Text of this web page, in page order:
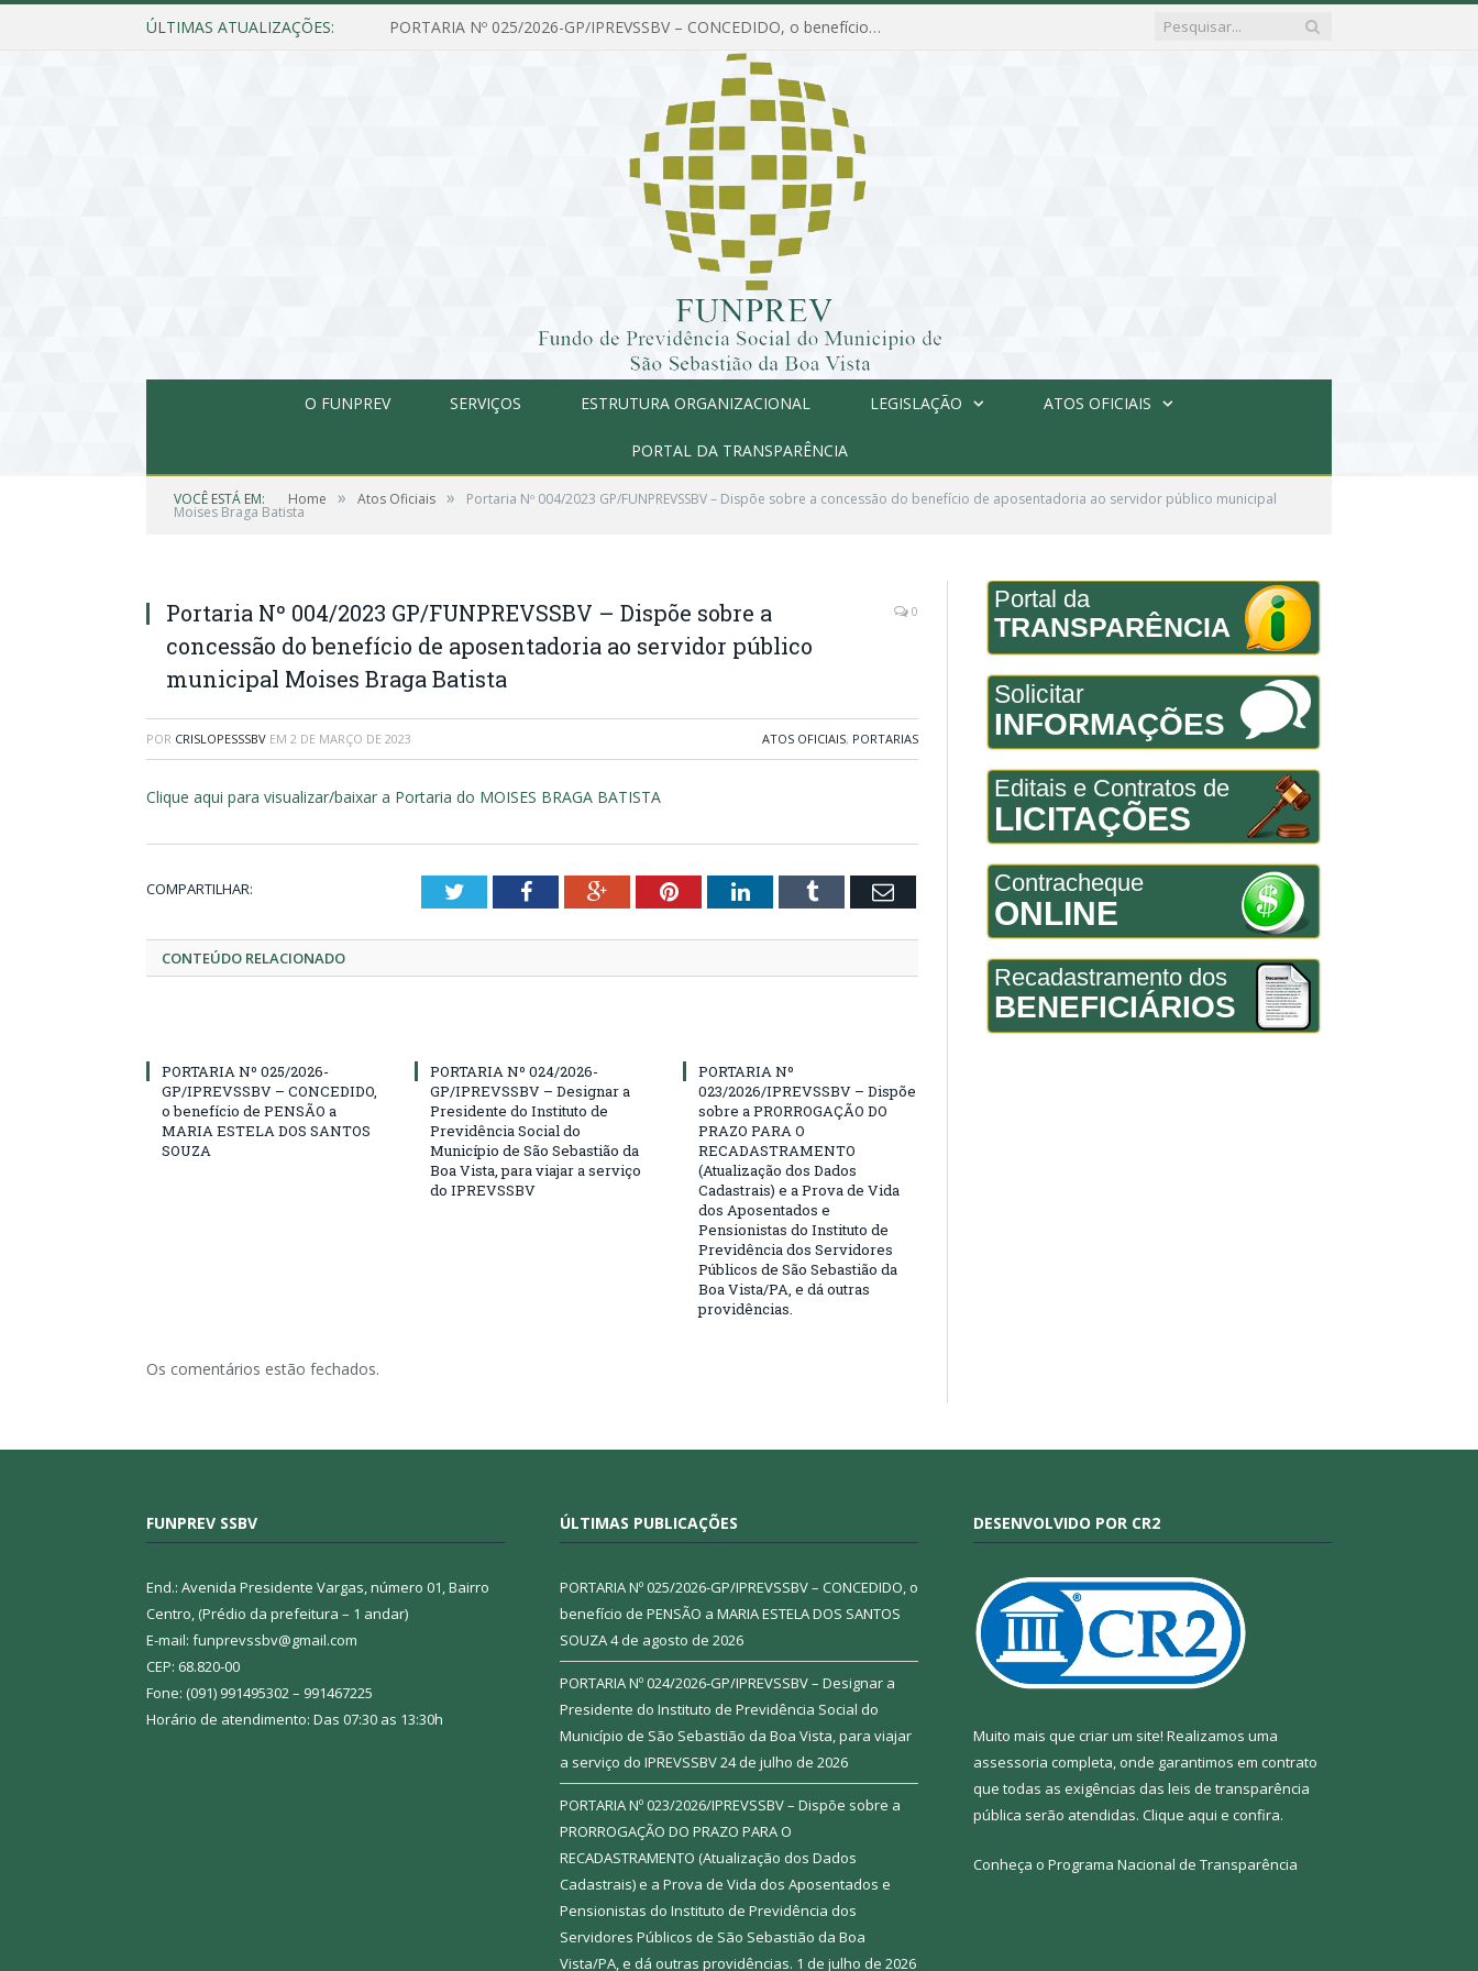
ÚLTIMAS ATUALIZAÇÕES: PORTARIA Nº 025/2026-GP/IPREVSSBV – CONCEDIDO, o benefício de PENSÃO a MARIA ESTELA DOS SANTOS SOUZA
O FUNPREV SERVIÇOS ESTRUTURA ORGANIZACIONAL LEGISLAÇÃO ATOS OFICIAIS
PORTAL DA TRANSPARÊNCIA
VOCÊ ESTÁ EM: Home » Atos Oficiais » Portaria Nº 004/2023 GP/FUNPREVSSBV – Dispõe sobre a concessão do benefício de aposentadoria ao servidor público municipal
Moises Braga Batista
Portaria Nº 004/2023 GP/FUNPREVSSBV – Dispõe sobre a
concessão do benefício de aposentadoria ao servidor público
municipal Moises Braga Batista
0
POR CRISLOPESSSBV EM 2 DE MARÇO DE 2023 ATOS OFICIAIS, PORTARIAS
Clique aqui para visualizar/baixar a Portaria do MOISES BRAGA BATISTA
COMPARTILHAR: TwitterFacebookGoogle+PinterestLinkedInTumblr Email
CONTEÚDO RELACIONADO
PORTARIA Nº 025/2026-
GP/IPREVSSBV – CONCEDIDO,
o benefício de PENSÃO a
MARIA ESTELA DOS SANTOS
SOUZA
PORTARIA Nº 024/2026-
GP/IPREVSSBV – Designar a
Presidente do Instituto de
Previdência Social do
Município de São Sebastião da
Boa Vista, para viajar a serviço
do IPREVSSBV
PORTARIA Nº
023/2026/IPREVSSBV – Dispõe
sobre a PRORROGAÇÃO DO
PRAZO PARA O
RECADASTRAMENTO
(Atualização dos Dados
Cadastrais) e a Prova de Vida
dos Aposentados e
Pensionistas do Instituto de
Previdência dos Servidores
Públicos de São Sebastião da
Boa Vista/PA, e dá outras
providências.
Os comentários estão fechados.
Portal da
TRANSPARÊNCIA
Solicitar
INFORMAÇÕES
Editais e Contratos de
LICITAÇÕES
Contracheque
ONLINE
Recadastramento dos
BENEFICIÁRIOS
FUNPREV SSBV
End.: Avenida Presidente Vargas, número 01, Bairro
Centro, (Prédio da prefeitura – 1 andar)
E-mail: funprevssbv@gmail.com
CEP: 68.820-00
Fone: (091) 991495302 – 991467225
Horário de atendimento: Das 07:30 as 13:30h
ÚLTIMAS PUBLICAÇÕES
PORTARIA Nº 025/2026-GP/IPREVSSBV – CONCEDIDO, o
benefício de PENSÃO a MARIA ESTELA DOS SANTOS
SOUZA4 de agosto de 2026
PORTARIA Nº 024/2026-GP/IPREVSSBV – Designar a
Presidente do Instituto de Previdência Social do
Município de São Sebastião da Boa Vista, para viajar
a serviço do IPREVSSBV24 de julho de 2026
PORTARIA Nº 023/2026/IPREVSSBV – Dispõe sobre a
PRORROGAÇÃO DO PRAZO PARA O
RECADASTRAMENTO (Atualização dos Dados
Cadastrais) e a Prova de Vida dos Aposentados e
Pensionistas do Instituto de Previdência dos
Servidores Públicos de São Sebastião da Boa
Vista/PA, e dá outras providências. 1 de julho de 2026
DESENVOLVIDO POR CR2
Muito mais que criar um site! Realizamos uma
assessoria completa, onde garantimos em contrato
que todas as exigências das leis de transparência
pública serão atendidas. Clique aqui e confira.
Conheça o Programa Nacional de Transparência